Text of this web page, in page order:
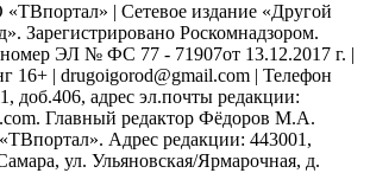
| Сетевое издание «Другой
Зарегистрировано Роскомнадзором.
ЭЛ № ФС 77 - 71907от 13.12.2017 г. |
16+ | drugoigorod@gmail.com | Телефон
доб.406, адрес эл.почты редакции:
Главный редактор Фёдоров М.А.
Адрес редакции: 443001,
ул. Ульяновская/Ярмарочная, д.